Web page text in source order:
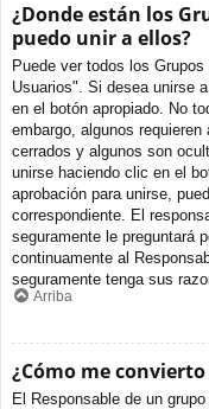
¿Donde están los
puedo unir a ellos?
Puede ver todos los
Usuarios". Si desea unirse
en el botón apropiado. No
embargo, algunos
cerrados y algunos son
unirse haciendo clic en el
aprobación para unirse,
correspondiente. El
seguramente le preguntará
continuamente al
seguramente tenga sus
Arriba
¿Cómo me
El Responsable de un